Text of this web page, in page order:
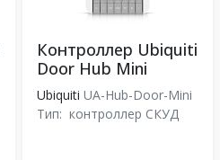
Контроллер Ubiquiti
Door Hub Mini
Ubiquiti UA-Hub-Door-Mini
Тип: контроллер СКУД